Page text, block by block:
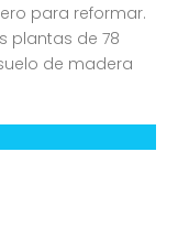
para reformar.
plantas de 78
de madera